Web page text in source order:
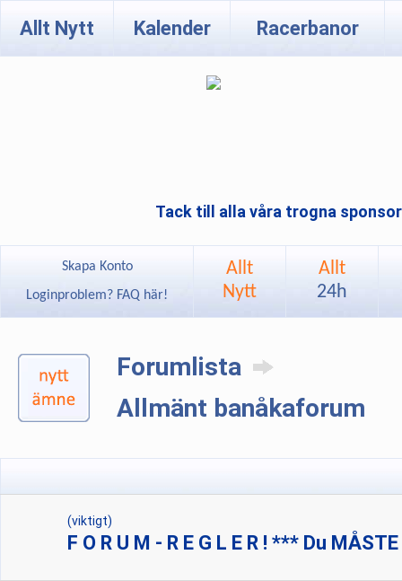
Allt Nytt Kalender Racerbanor
Tack till alla våra trogna
Skapa Konto
Loginproblem? FAQ här!
Allt
Nytt
Allt
24h
Forumlista
Allmänt banåkaforum
(viktigt)
F O R U M - R E G L E R ! *** Du